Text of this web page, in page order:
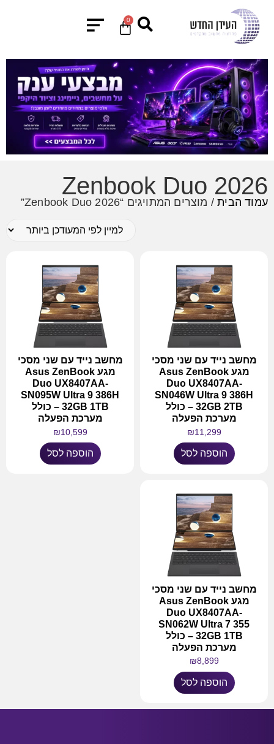
0
Zenbook Duo 2026
עמוד הבית/ מוצרים המתויגים “Zenbook Duo 2026”
מחשב נייד עם שני מסכי
מגע Asus ZenBook
Duo UX8407AA-
SN046W Ultra 9 386H
32GB 2TB – כולל
מערכת הפעלה
₪11,299
הוספה לסל
מחשב נייד עם שני מסכי
מגע Asus ZenBook
Duo UX8407AA-
SN095W Ultra 9 386H
32GB 1TB – כולל
מערכת הפעלה
₪10,599
הוספה לסל
מחשב נייד עם שני מסכי
מגע Asus ZenBook
Duo UX8407AA-
SN062W Ultra 7 355
32GB 1TB – כולל
מערכת הפעלה
₪8,899
הוספה לסל